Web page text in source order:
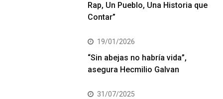
Rap, Un Pueblo, Una Historia que
Contar”
19/01/2026
“Sin abejas no habría vida”,
asegura Hecmilio Galvan
31/07/2025